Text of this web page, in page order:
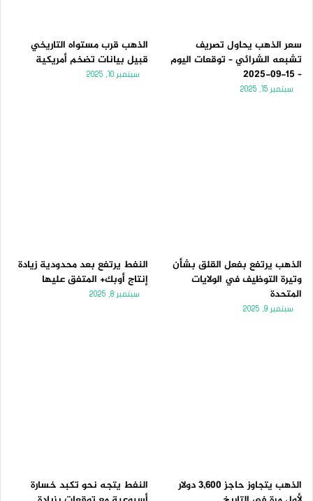
سعر الذهب يحاول تصريف
تشبعه الشرائي – توقعات اليوم
– 15-09-2025
سبتمبر 15, 2025
الذهب قرب مستواه التاريخي
قبيل بيانات تضخم أمريكية
سبتمبر 10, 2025
الذهب يرتفع بفعل القلق بشأن
وتيرة التوظيف في الولايات
المتحدة
سبتمبر 9, 2025
النفط يرتفع بعد محدودية زيادة
إنتاج أوبك+ المتفق عليها
سبتمبر 8, 2025
الذهب يتجاوز حاجز 3,600 دولار
النفط يتجه نحو تكبد خسارة